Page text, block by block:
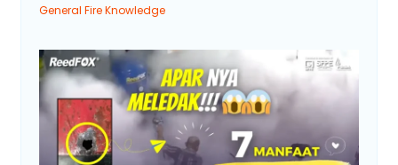
General Fire Knowledge